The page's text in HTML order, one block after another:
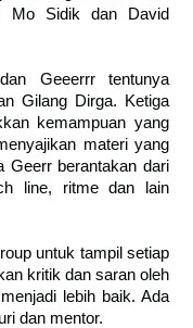
Mo Sidik dan David
Geeerrr tentunya
Gilang Dirga. Ketiga
kemampuan yang
materi yang
Geerr berantakan dari
line, ritme dan lain
untuk tampil setiap
kritik dan saran oleh
lebih baik. Ada
dan mentor.